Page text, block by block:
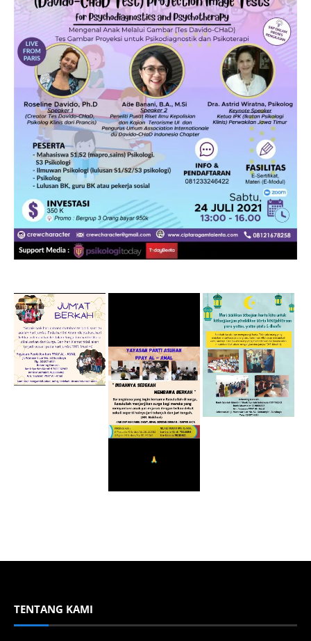
TENTANG KAMI